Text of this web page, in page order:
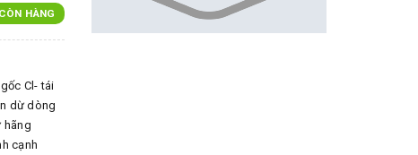
CÒN HÀNG
Cl- tái
dừ dòng
hãng
cạnh